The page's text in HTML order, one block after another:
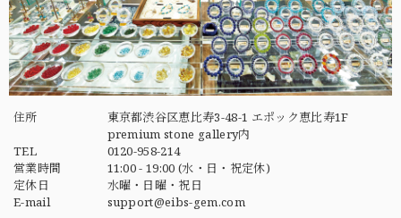
住所
東京都渋谷区恵比寿3-48-1 エポック恵比寿1F
premium stone gallery内
TEL
0120-958-214
営業時間
11:00 - 19:00 (水・日・祝定休)
定休日
水曜・日曜・祝日
E-mail
support@eibs-gem.com